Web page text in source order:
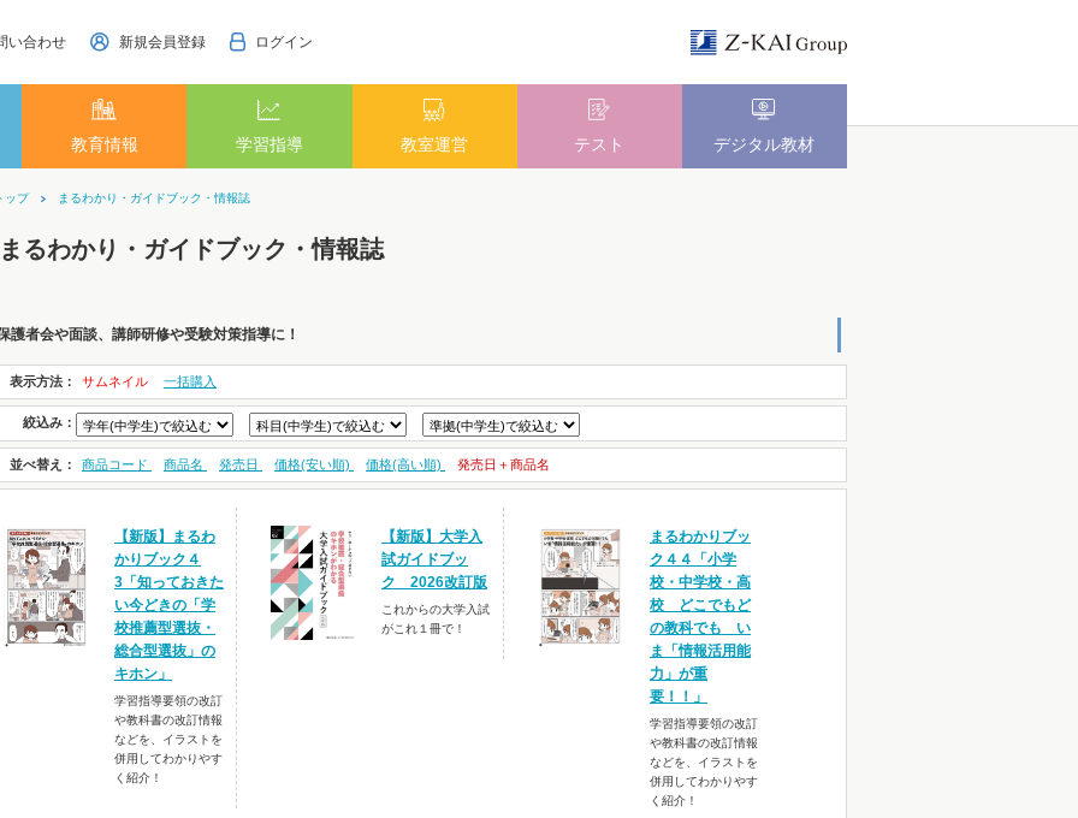
い合わせ 新規会員登録 ログイン
教育情報 学習指導 教室運営 テスト デジタル教材
ップ まるわかり・ガイドブック・情報誌
まるわかり・ガイドブック・情報誌
護者会や面談、講師研修や受験対策指導に！
表示方法： サムネイル 一括購入
絞込み：
並べ替え： 商品コード 商品名 発売日 価格(安い順) 価格(高い順) 発売日＋商品名
【新版】まるわ
かりブック４
3「知っておきた
い今どきの「学
校推薦型選抜・
総合型選抜」の
キホン」
学習指導要領の改訂
や教科書の改訂情報
などを、イラストを
併用してわかりやす
く紹介！
【新版】大学入
試ガイドブッ
ク 2026改訂版
これからの大学入試
がこれ１冊で！
まるわかりブッ
ク４４「小学
校・中学校・高
校 どこでもど
の教科でも い
ま「情報活用能
力」が重
要！！」
学習指導要領の改訂
や教科書の改訂情報
などを、イラストを
併用してわかりやす
く紹介！